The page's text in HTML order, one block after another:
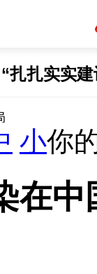
小你
在